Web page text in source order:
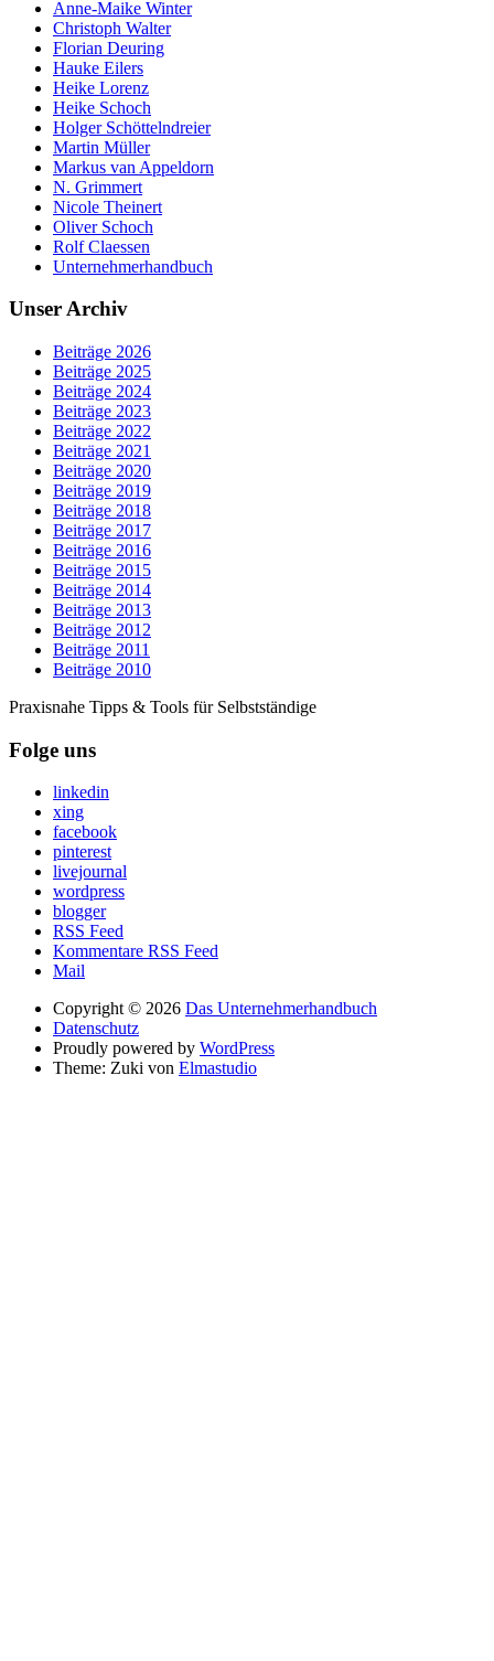
Anne-Maike Winter
Christoph Walter
Florian Deuring
Hauke Eilers
Heike Lorenz
Heike Schoch
Holger Schöttelndreier
Martin Müller
Markus van Appeldorn
N. Grimmert
Nicole Theinert
Oliver Schoch
Rolf Claessen
Unternehmerhandbuch
Unser Archiv
Beiträge 2026
Beiträge 2025
Beiträge 2024
Beiträge 2023
Beiträge 2022
Beiträge 2021
Beiträge 2020
Beiträge 2019
Beiträge 2018
Beiträge 2017
Beiträge 2016
Beiträge 2015
Beiträge 2014
Beiträge 2013
Beiträge 2012
Beiträge 2011
Beiträge 2010
Praxisnahe Tipps & Tools für Selbstständige
Folge uns
linkedin
xing
facebook
pinterest
livejournal
wordpress
blogger
RSS Feed
Kommentare RSS Feed
Mail
Copyright © 2026 Das Unternehmerhandbuch
Datenschutz
Proudly powered by WordPress
Theme: Zuki von Elmastudio